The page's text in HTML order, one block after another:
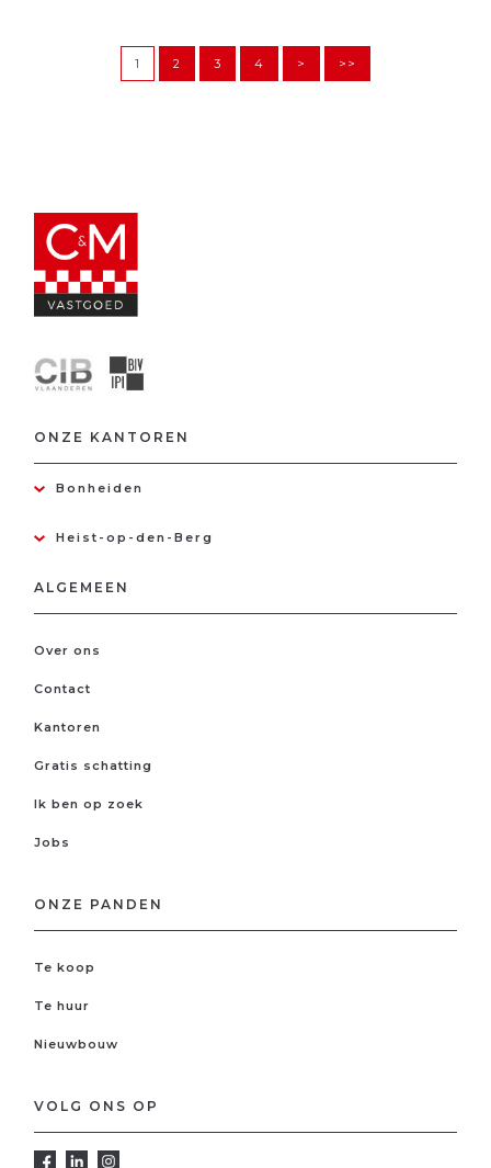
1 2 3 4 > >>
ONZE KANTOREN
Bonheiden
Heist-op-den-Berg
ALGEMEEN
Over ons
Contact
Kantoren
Gratis schatting
Ik ben op zoek
Jobs
ONZE PANDEN
Te koop
Te huur
Nieuwbouw
VOLG ONS OP